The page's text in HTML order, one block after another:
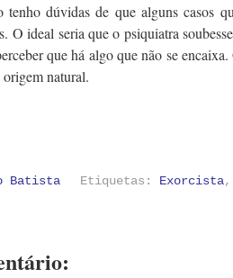
tenho dúvidas de que alguns casos
O ideal seria que o psiquiatra
que há algo que não se
origem natural.
Batista Etiquetas: Exorcista,